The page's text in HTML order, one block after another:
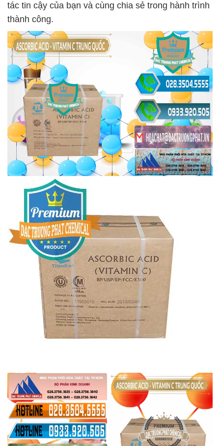
tác tin cậy của bạn và cùng chia sẻ trong hành trình
thành công.